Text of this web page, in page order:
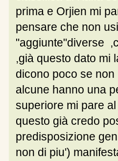
prima e Orjien mi
pensare che non
"aggiunte"diverse
,già questo dato mi
dicono poco se
alcune hanno una
superiore mi pare
questo già credo
predisposizione
non di piu')